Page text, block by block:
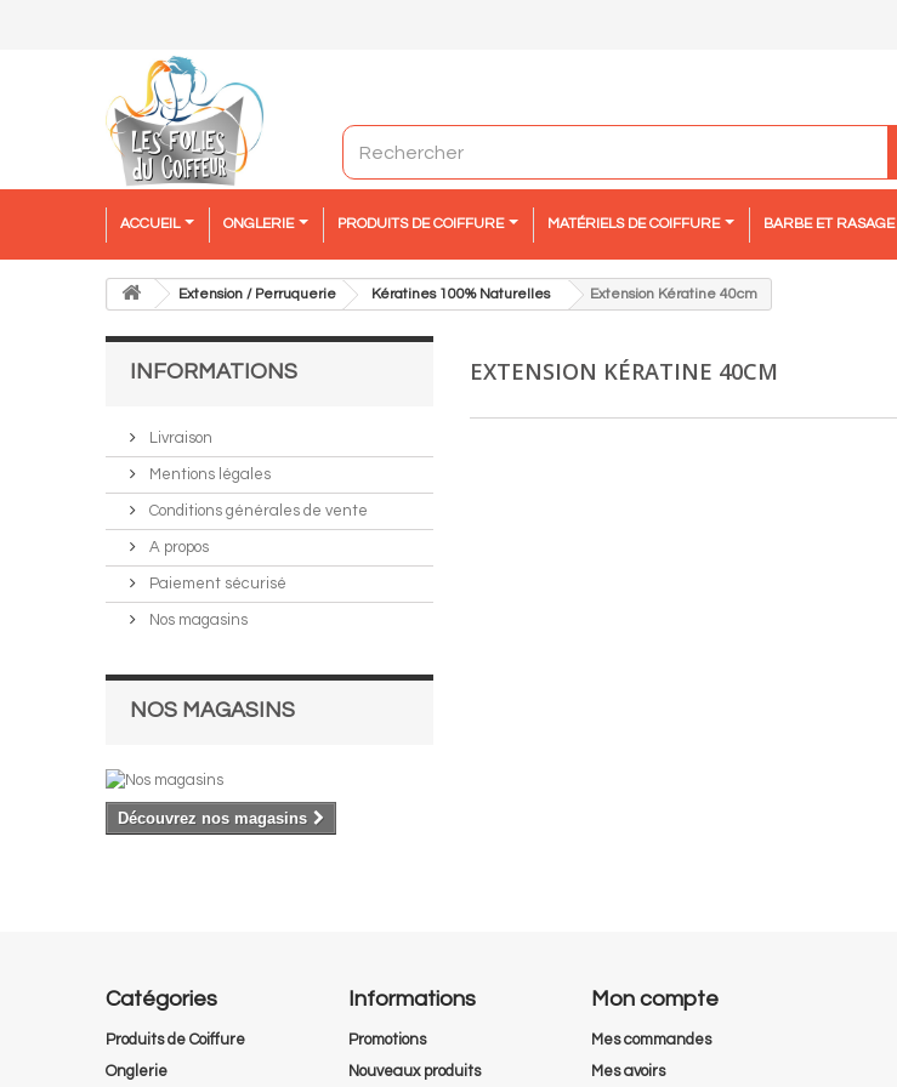
ACCUEIL ONGLERIE PRODUITS DE COIFFURE MATÉRIELS DE COIFFURE BARBE ET RASAGE
Extension / Perruquerie Kératines 100% Naturelles Extension Kératine 40cm
INFORMATIONS
Livraison
Mentions légales
Conditions générales de vente
A propos
Paiement sécurisé
Nos magasins
NOS MAGASINS
Découvrez nos magasins
EXTENSION KÉRATINE 40CM
Catégories
Produits de Coiffure
Onglerie
Informations
Promotions
Nouveaux produits
Mon compte
Mes commandes
Mes avoirs